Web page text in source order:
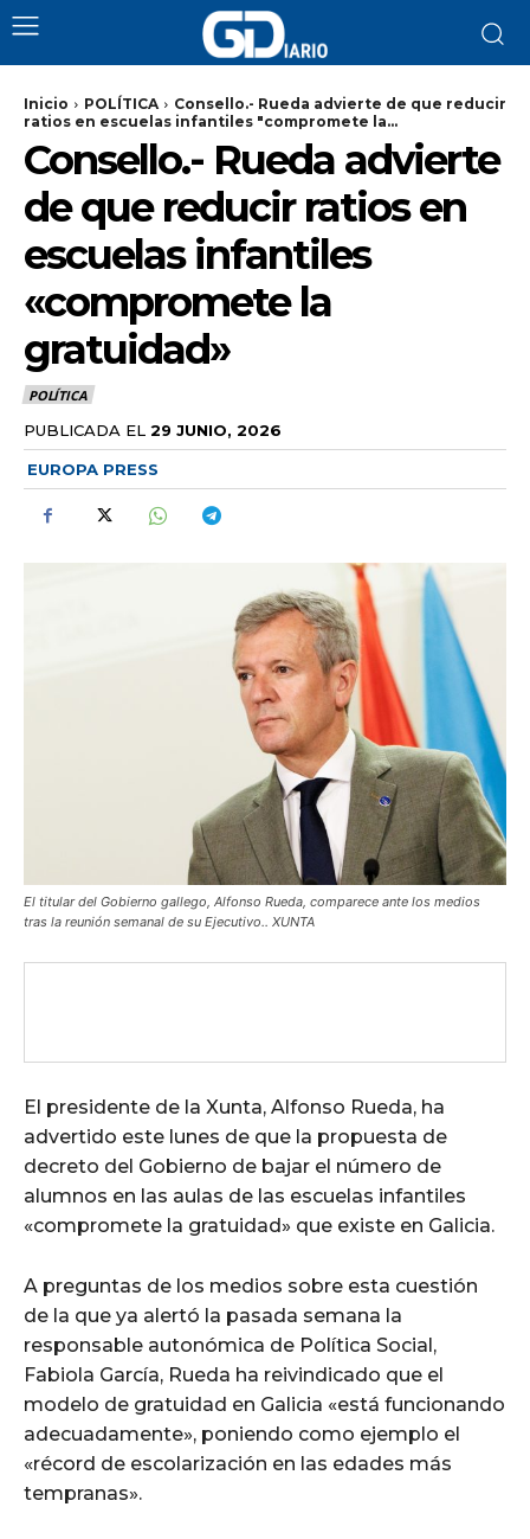
Inicio POLÍTICA
Consello.- Rueda advierte de que reducir
ratios en escuelas infantiles "compromete la...
Consello.- Rueda advierte
de que reducir ratios en
escuelas infantiles
«compromete la
gratuidad»
POLÍTICA
PUBLICADA EL 29 JUNIO, 2026
EUROPA PRESS
El titular del Gobierno gallego, Alfonso Rueda, comparece ante los medios
tras la reunión semanal de su Ejecutivo.. XUNTA
El presidente de la Xunta, Alfonso Rueda, ha
advertido este lunes de que la propuesta de
decreto del Gobierno de bajar el número de
alumnos en las aulas de las escuelas infantiles
«compromete la gratuidad» que existe en Galicia.
A preguntas de los medios sobre esta cuestión
de la que ya alertó la pasada semana la
responsable autonómica de Política Social,
Fabiola García, Rueda ha reivindicado que el
modelo de gratuidad en Galicia «está funcionando
adecuadamente», poniendo como ejemplo el
«récord de escolarización en las edades más
tempranas».